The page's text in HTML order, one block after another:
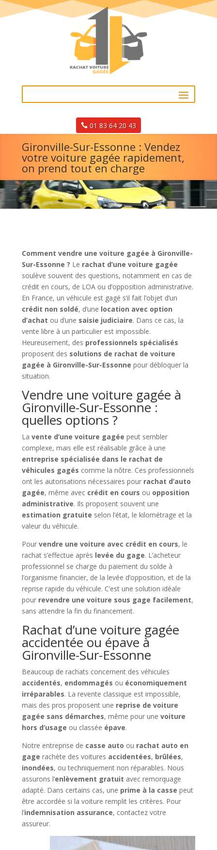
01 83 64 20 43
Gironville-Sur-Essonne : Vendez
votre voiture gagée rapidement,
on prend tout en charge
Comment vendre une voiture gagée à Gironville-
Sur-Essonne ? Le rachat d’une voiture gagée
soulève souvent des questions, notamment en cas de
crédit en cours, de LOA ou d’opposition administrative.
En France, un véhicule est gagé s’il fait l’objet d’un
crédit non soldé, d’une location avec option
d’achat ou d’une saisie judiciaire. Dans ce cas, la
vente libre à un particulier est impossible.
Heureusement, des professionnels spécialisés
proposent des solutions de rachat de voiture
gagée à Gironville-Sur-Essonne pour débloquer la
situation.
Vendre une voiture gagée à
Gironville-Sur-Essonne :
quelles options ?
La vente d’une voiture gagée peut sembler
complexe, mais elle est réalisable grâce à une
entreprise spécialisée dans le rachat de
véhicules gagés comme la nôtre. Ces professionnels
ont les autorisations nécessaires pour rachat d’auto
gagée, même avec crédit en cours ou opposition
administrative. Ils proposent souvent une
estimation gratuite selon l’état, le kilométrage et la
valeur du véhicule.
Pour vendre une voiture avec crédit en cours, le
rachat s’effectue après levée du gage. L’acheteur
professionnel se charge du paiement du solde à
l’organisme financier, de la levée d’opposition, et de la
reprise rapide du véhicule. C’est une solution idéale
pour revendre une voiture sous gage facilement,
sans attendre la fin du financement.
Rachat d’une voiture gagée
accidentée ou épave à
Gironville-Sur-Essonne
Beaucoup de rachats concernent des véhicules
accidentés, endommagés ou économiquement
irréparables. La revente classique est impossible,
mais des pros proposent une reprise de voiture
gagée sans démarches, même pour une voiture
hors d’usage ou classée épave.
Notre entreprise de casse auto ou rachat auto en
gage rachète des voitures accidentées, brûlées,
inondées, ou techniquement non réparables. Nous
assurons l’enlèvement gratuit avec remorquage
adapté. Dans certains cas, une prime à la casse peut
être accordée si la voiture remplit les critères. Pour
l’indemnisation assurance, contactez votre
assureur.